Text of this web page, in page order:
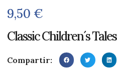
9,50 €
Classic Children´s Tales
Compartir: